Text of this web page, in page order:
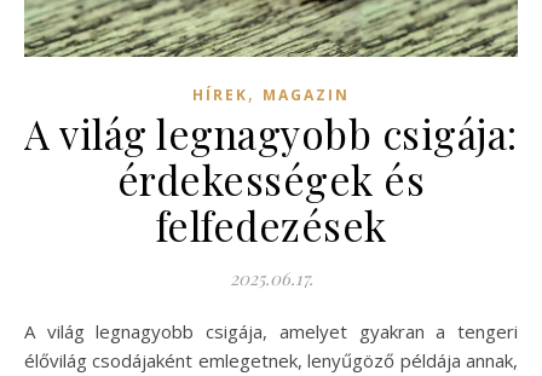
HÍREK, MAGAZIN
A világ legnagyobb csigája:
érdekességek és
felfedezések
2025.06.17.
A világ legnagyobb csigája, amelyet gyakran a tengeri
élővilág csodájaként emlegetnek, lenyűgöző példája annak,